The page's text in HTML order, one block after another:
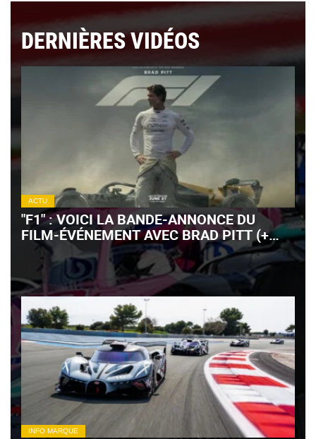
DERNIÈRES VIDÉOS
ACTU
"F1" : VOICI LA BANDE-ANNONCE DU
FILM-ÉVÉNEMENT AVEC BRAD PITT (+
VIDÉO)
INFO MARQUE